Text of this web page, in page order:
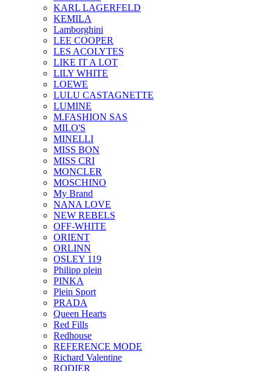
KARL LAGERFELD
KEMILA
Lamborghini
LEE COOPER
LES ACOLYTES
LIKE IT A LOT
LILY WHITE
LOEWE
LULU CASTAGNETTE
LUMINE
M.FASHION SAS
MILO'S
MINELLI
MISS BON
MISS CRI
MONCLER
MOSCHINO
My Brand
NANA LOVE
NEW REBELS
OFF-WHITE
ORIENT
ORLINN
OSLEY 119
Philipp plein
PINKA
Plein Sport
PRADA
Queen Hearts
Red Fills
Redhouse
REFERENCE MODE
Richard Valentine
RODIER